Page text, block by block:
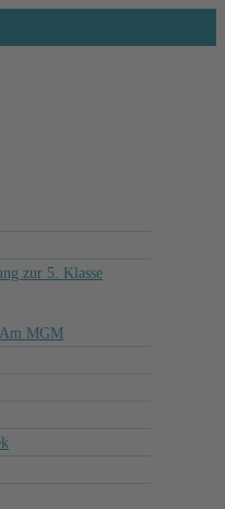
zur 5. Klasse
MGM